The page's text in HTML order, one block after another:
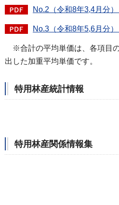
No.2（令和8年3,4月分
No.3（令和8年5,6月分
※合計の平均単価は、各項目
出した加重平均単価です。
特用林産統計情報
特用林産関係情報集